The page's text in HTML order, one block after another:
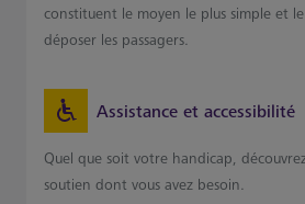
constituent le moyen le plus simple et
déposer les passagers.
Assistance et accessibilité
Quel que soit votre handicap,
soutien dont vous avez besoin.